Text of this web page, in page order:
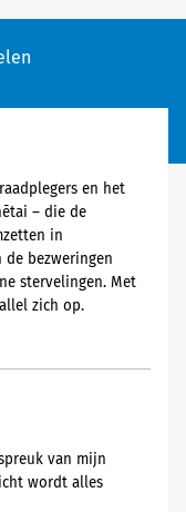
en het
– die de
in
de bezweringen
stervelingen. Met
zich op.
van mijn
wordt alles